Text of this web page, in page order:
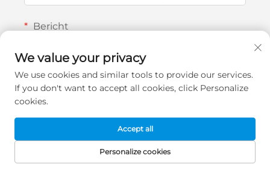
Bericht
0/1000
Verzenden
We value your privacy
We use cookies and similar tools to provide our services.
If you don't want to accept all cookies, click Personalize
cookies.
Personalize cookies
Accept all